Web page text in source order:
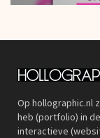
Op hollographic.nl
heb (portfolio) in
interactieve